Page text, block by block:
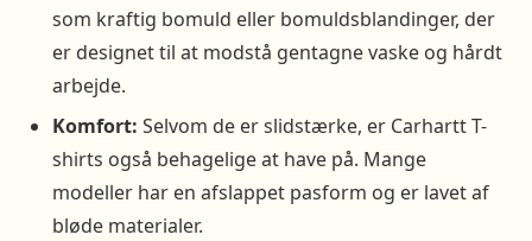
som kraftig bomuld eller bomuldsblandinger, der
er designet til at modstå gentagne vaske og hårdt
arbejde.
Komfort: Selvom de er slidstærke, er Carhartt T-
shirts også behagelige at have på. Mange
modeller har en afslappet pasform og er lavet af
bløde materialer.